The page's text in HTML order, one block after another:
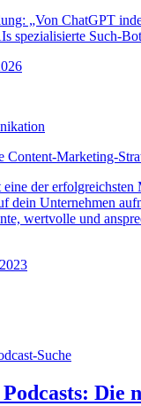
„Von ChatGPT
spezialisierte Such-
Content-Marketing-
der erfolgreichsten
dein Unternehmen
wertvolle und
Suche
Die